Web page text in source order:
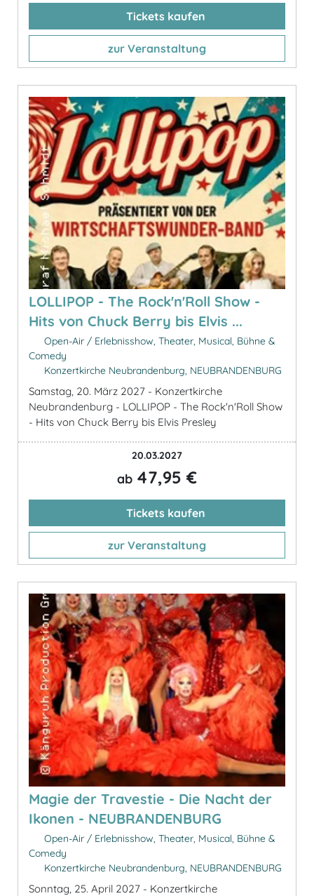
Tickets kaufen
zur Veranstaltung
LOLLIPOP - The Rock'n'Roll Show -
Hits von Chuck Berry bis Elvis ...
Open-Air / Erlebnisshow, Theater, Musical, Bühne &
Comedy
Konzertkirche Neubrandenburg, NEUBRANDENBURG
Samstag, 20. März 2027 - Konzertkirche
Neubrandenburg - LOLLIPOP - The Rock'n'Roll Show
- Hits von Chuck Berry bis Elvis Presley
20.03.2027
ab 47,95 €
Tickets kaufen
zur Veranstaltung
Magie der Travestie - Die Nacht der
Ikonen - NEUBRANDENBURG
Open-Air / Erlebnisshow, Theater, Musical, Bühne &
Comedy
Konzertkirche Neubrandenburg, NEUBRANDENBURG
Sonntag, 25. April 2027 - Konzertkirche